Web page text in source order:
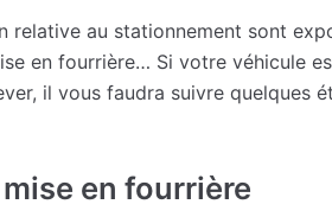
relative au stationnement sont
en fourrière… Si votre véhicule
il vous faudra suivre quelques
en fourrière